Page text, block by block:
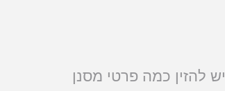
יש להזין כמה פרטי מסנן